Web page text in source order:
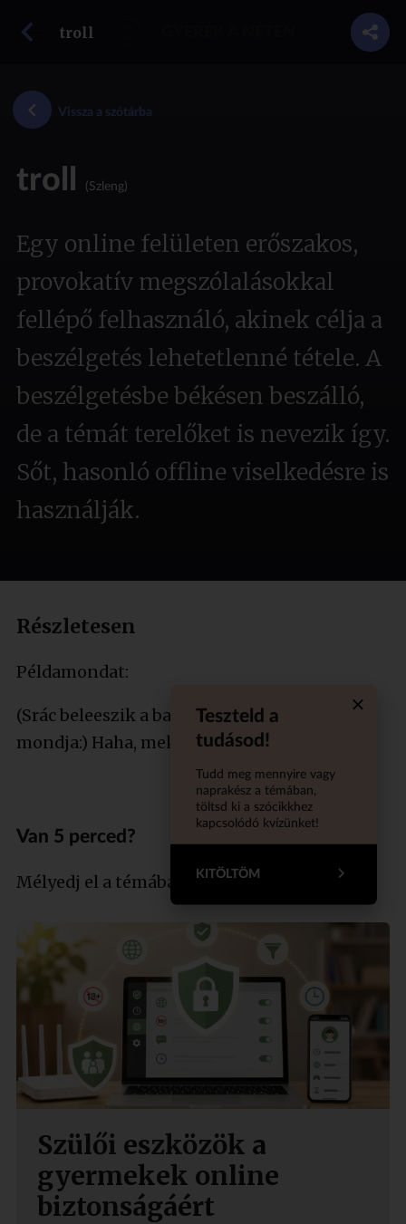
troll
Vissza a szótárba
troll (Szleng)
Egy online felületen erőszakos,
provokatív megszólalásokkal
fellépő felhasználó, akinek célja a
beszélgetés lehetetlenné tétele. A
beszélgetésbe békésen beszálló,
de a témát terelőket is nevezik így.
Sőt, hasonló offline viselkedésre is
használják.
Részletesen
Példamondat:
(Srác beleeszik a barátnöje ebédjébe és azt
mondja:) Haha, mekkora troll vagyok!
Teszteld a
tudásod!
Tudd meg mennyire vagy
naprakész a témában,
töltsd ki a szócikkhez
kapcsolódó kvízünket!
KITÖLTÖM
Van 5 perced?
Mélyedj el a témában szakértőnkkel!
Szülői eszközök a
gyermekek online
biztonságáért